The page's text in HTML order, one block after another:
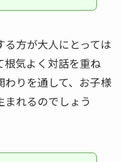
方が大人にとっては
気よく対話を重ね
りを通して、お子様
まれるのでしょう